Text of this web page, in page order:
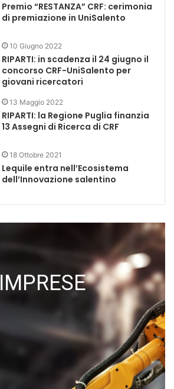
Premio “RESTANZA” CRF: cerimonia
di premiazione in UniSalento
10 Giugno 2022
RIPARTI: in scadenza il 24 giugno il
concorso CRF-UniSalento per
giovani ricercatori
13 Maggio 2022
RIPARTI: la Regione Puglia finanzia
13 Assegni di Ricerca di CRF
18 Ottobre 2021
Lequile entra nell’Ecosistema
dell’Innovazione salentino
IMPRESE